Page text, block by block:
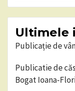
Ultimele
Publicație de
Publicatie de
Bogat Ioana-